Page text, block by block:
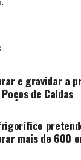
e gravidar a
de Caldas
mais de 600